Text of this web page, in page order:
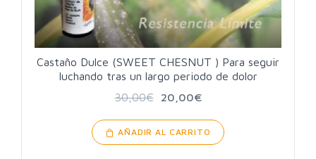
Castaño Dulce (SWEET CHESNUT ) Para seguir
luchando tras un largo periodo de dolor
30,00€ 20,00€
AÑADIR AL CARRITO